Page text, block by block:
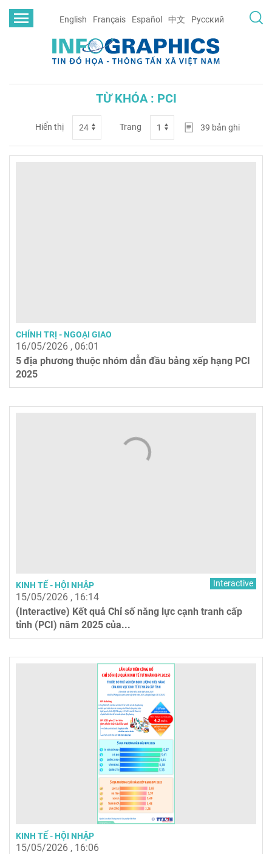
English Français Español 中文 Русский
TỪ KHÓA : PCI
Hiển thị Trang 39 bản ghi
CHÍNH TRỊ - NGOẠI GIAO
16/05/2026 , 06:01
5 địa phương thuộc nhóm dẫn đầu bảng xếp hạng PCI
2025
KINH TẾ - HỘI NHẬP Interactive
15/05/2026 , 16:14
(Interactive) Kết quả Chỉ số năng lực cạnh tranh cấp
tỉnh (PCI) năm 2025 của...
KINH TẾ - HỘI NHẬP
15/05/2026 , 16:06